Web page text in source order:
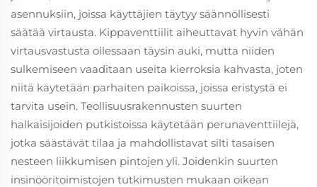
asennuksiin, joissa käyttäjien täytyy säännöllisesti
säätää virtausta. Kippaventtiilit aiheuttavat hyvin vähän
virtausvastusta ollessaan täysin auki, mutta niiden
sulkemiseen vaaditaan useita kierroksia kahvasta, joten
niitä käytetään parhaiten paikoissa, joissa eristystä ei
tarvita usein. Teollisuusrakennusten suurten
halkaisijoiden putkistoissa käytetään perunaventtiilejä,
jotka säästävät tilaa ja mahdollistavat silti tasaisen
nesteen liikkumisen pintojen yli. Joidenkin suurten
insinööritoimistojen tutkimusten mukaan oikean